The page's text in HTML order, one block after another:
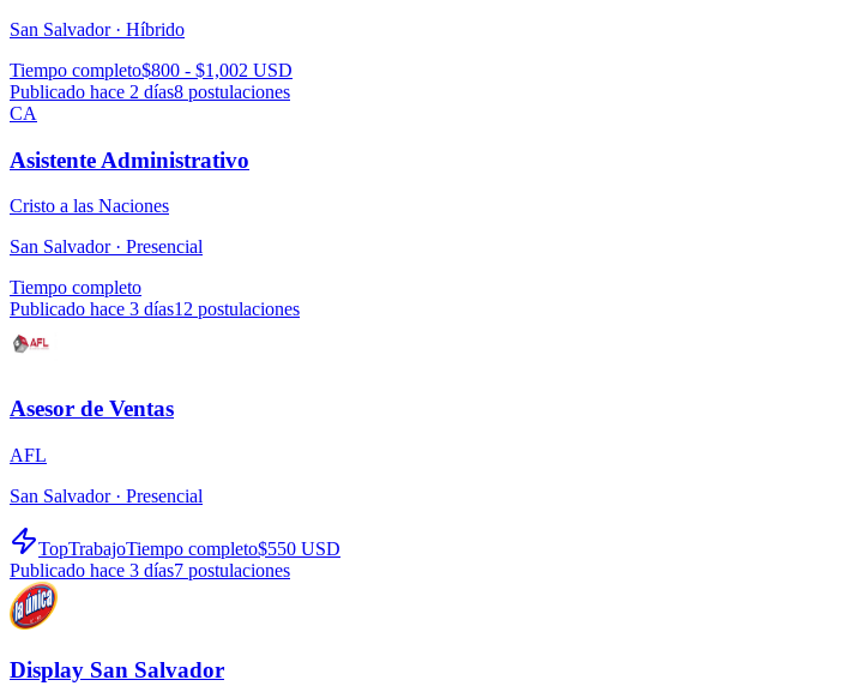
San Salvador · Híbrido
Tiempo completo$800 - $1,002 USD
Publicado hace 2 días8 postulaciones
CA
Asistente Administrativo
Cristo a las Naciones
San Salvador · Presencial
Tiempo completo
Publicado hace 3 días12 postulaciones
Asesor de Ventas
AFL
San Salvador · Presencial
TopTrabajoTiempo completo$550 USD
Publicado hace 3 días7 postulaciones
Display San Salvador